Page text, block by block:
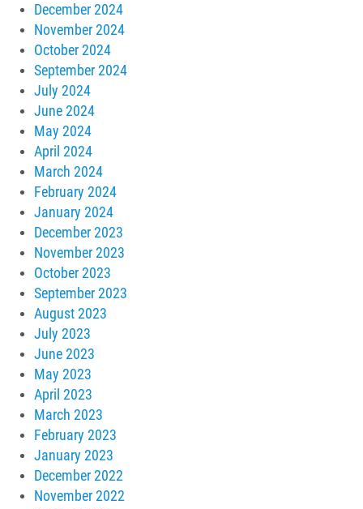
December 2024
November 2024
October 2024
September 2024
July 2024
June 2024
May 2024
April 2024
March 2024
February 2024
January 2024
December 2023
November 2023
October 2023
September 2023
August 2023
July 2023
June 2023
May 2023
April 2023
March 2023
February 2023
January 2023
December 2022
November 2022